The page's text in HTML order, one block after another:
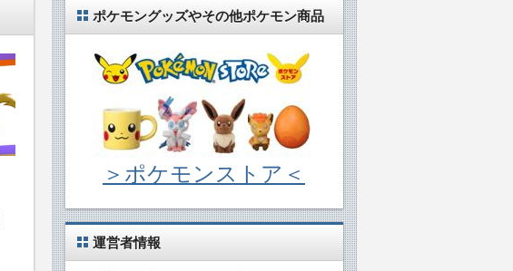
ポケモングッズやその他ポケモン商品
＞ポケモンストア＜
運営者情報